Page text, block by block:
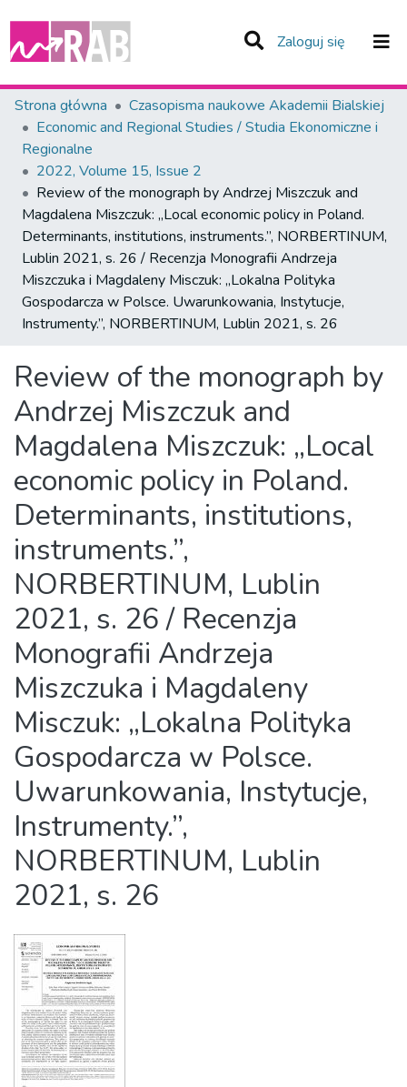
Zaloguj się (current)
Zespoły i Kolekcje
Statystyka
Całe Repozytorium
Strona główna
Czasopisma naukowe Akademii Bialskiej
Economic and Regional Studies / Studia Ekonomiczne i
Regionalne
2022, Volume 15, Issue 2
Review of the monograph by Andrzej Miszczuk and
Magdalena Miszczuk: „Local economic policy in Poland.
Determinants, institutions, instruments.”, NORBERTINUM,
Lublin 2021, s. 26 / Recenzja Monografii Andrzeja
Miszczuka i Magdaleny Misczuk: „Lokalna Polityka
Gospodarcza w Polsce. Uwarunkowania, Instytucje,
Instrumenty.”, NORBERTINUM, Lublin 2021, s. 26
Review of the monograph by
Andrzej Miszczuk and
Magdalena Miszczuk: „Local
economic policy in Poland.
Determinants, institutions,
instruments.”,
NORBERTINUM, Lublin
2021, s. 26 / Recenzja
Monografii Andrzeja
Miszczuka i Magdaleny
Misczuk: „Lokalna Polityka
Gospodarcza w Polsce.
Uwarunkowania, Instytucje,
Instrumenty.”,
NORBERTINUM, Lublin
2021, s. 26